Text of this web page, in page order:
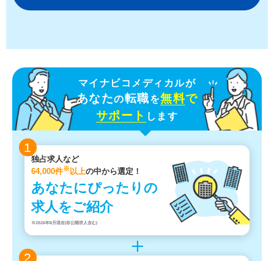
マイナビコメディカルが
あなたの転職を無料で
サポート します
1
独占求人など
64,000件※以上の中から選定！
あなたにぴったりの
求人をご紹介
※2026年8月現在(非公開求人含む)
2